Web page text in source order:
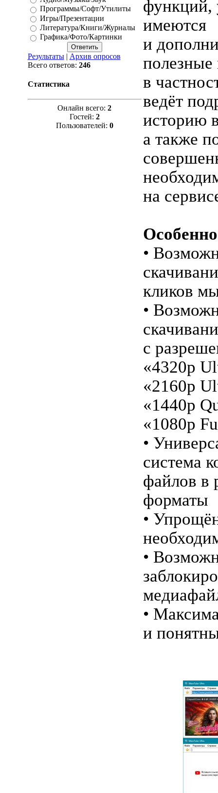
Программы/Софт/Утилиты
Игры/Презентации
Литература/Книги/Журналы
Графика/Фото/Картинки
Результаты| Архив опросов
Всего ответов: 246
Статистика
Онлайн всего: 2
Гостей: 2
Пользователей: 0
функций,
имеются
и
в
ведёт
историю
а также
на
•
кликов
•
с
«4320p
«2160p
«1440p
«1080p
•
система
файлов в
форматы
•
•
•
и